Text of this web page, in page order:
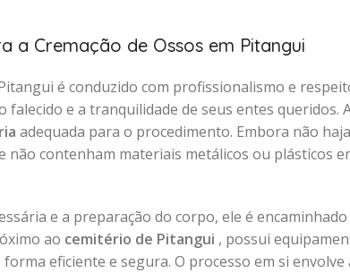
a Cremação de Ossos em Pitangui
é conduzido com profissionalismo e
e a tranquilidade de seus entes queridos.
adequada para o procedimento. Embora não
não contenham materiais metálicos ou plásticos
e a preparação do corpo, ele é
ao cemitério de Pitangui , possui
eficiente e segura. O processo em si